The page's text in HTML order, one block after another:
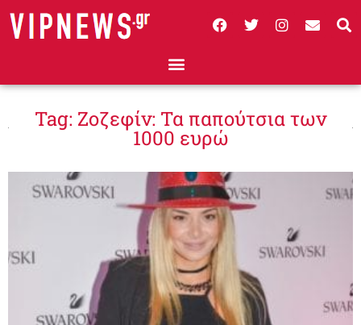
Tag: Ζοζεφίν: Τα παπούτσια των
1000 ευρώ